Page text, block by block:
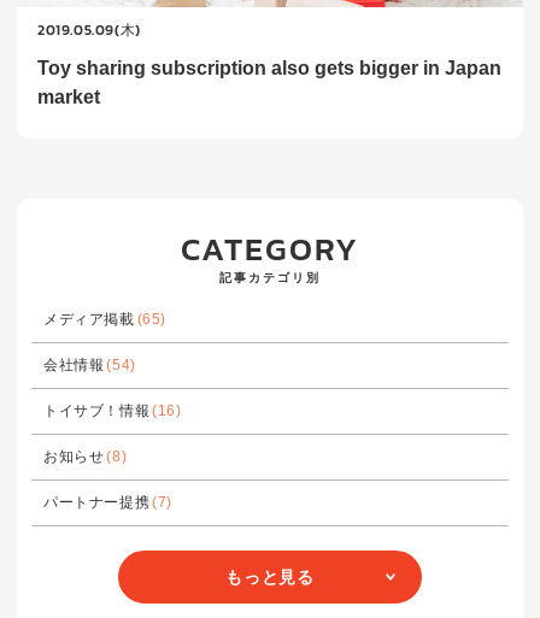
2019.05.09(木)
Toy sharing subscription also gets bigger in Japan
market
CATEGORY
記事カテゴリ別
メディア掲載 (65)
会社情報 (54)
トイサブ！情報 (16)
お知らせ(8)
パートナー提携(7)
もっと見る